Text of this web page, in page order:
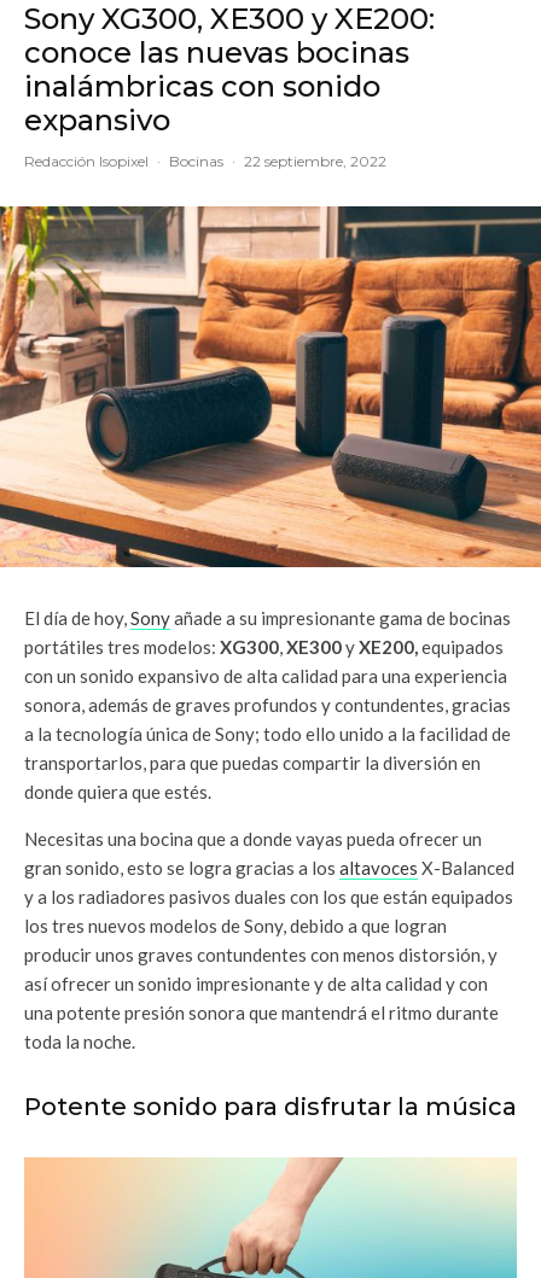
Sony XG300, XE300 y XE200:
conoce las nuevas bocinas
inalámbricas con sonido
expansivo
Redacción Isopixel · Bocinas · 22 septiembre, 2022
El día de hoy,Sonyañade a su impresionante gama de bocinas
portátiles tres modelos: XG300,XE300yXE200,equipados
con un sonido expansivo de alta calidad para una experiencia
sonora, además de graves profundos y contundentes, gracias
a la tecnología única de Sony; todo ello unido a la facilidad de
transportarlos, para que puedas compartir la diversión en
donde quiera que estés.
Necesitas una bocina que a donde vayas pueda ofrecer un
gran sonido, esto se logra gracias a los altavoces X-Balanced
y a los radiadores pasivos duales con los que están equipados
los tres nuevos modelos de Sony, debido a que logran
producir unos graves contundentes con menos distorsión, y
así ofrecer un sonido impresionante y de alta calidad y con
una potente presión sonora que mantendrá el ritmo durante
toda la noche.
Potente sonido para disfrutar la música